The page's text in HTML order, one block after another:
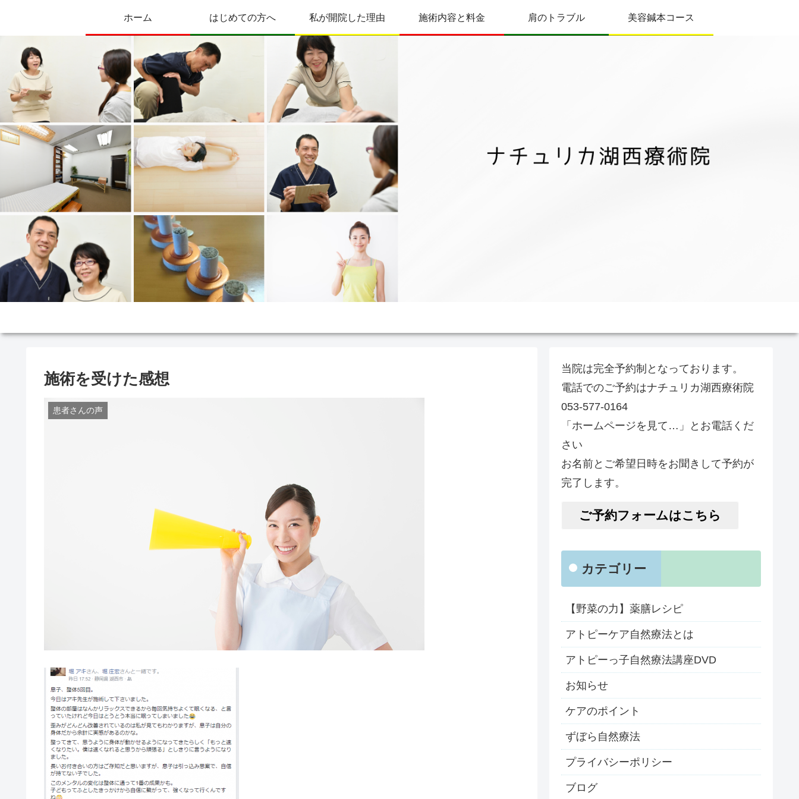
ホーム はじめての方へ 私が開院した理由 施術内容と料金 肩のトラブル 美容鍼本コース
施術を受けた感想
患者さんの声
当院は完全予約制となっております。
電話でのご予約はナチュリカ湖西療術院
053-577-0164
「ホームページを見て…」とお電話くだ
さい
お名前とご希望日時をお聞きして予約が
完了します。
ご予約フォームはこちら
カテゴリー
【野菜の力】薬膳レシピ
アトピーケア自然療法とは
アトピーっ子自然療法講座DVD
お知らせ
ケアのポイント
ずぼら自然療法
プライバシーポリシー
ブログ